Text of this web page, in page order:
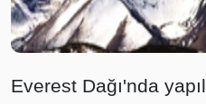
Everest Dağı'nda